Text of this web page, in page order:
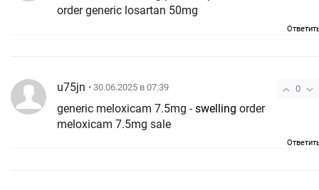
order generic losartan 50mg
0
u75jn • 30.06.2025 в 07:39
generic meloxicam 7.5mg -swelling
meloxicam 7.5mg sale